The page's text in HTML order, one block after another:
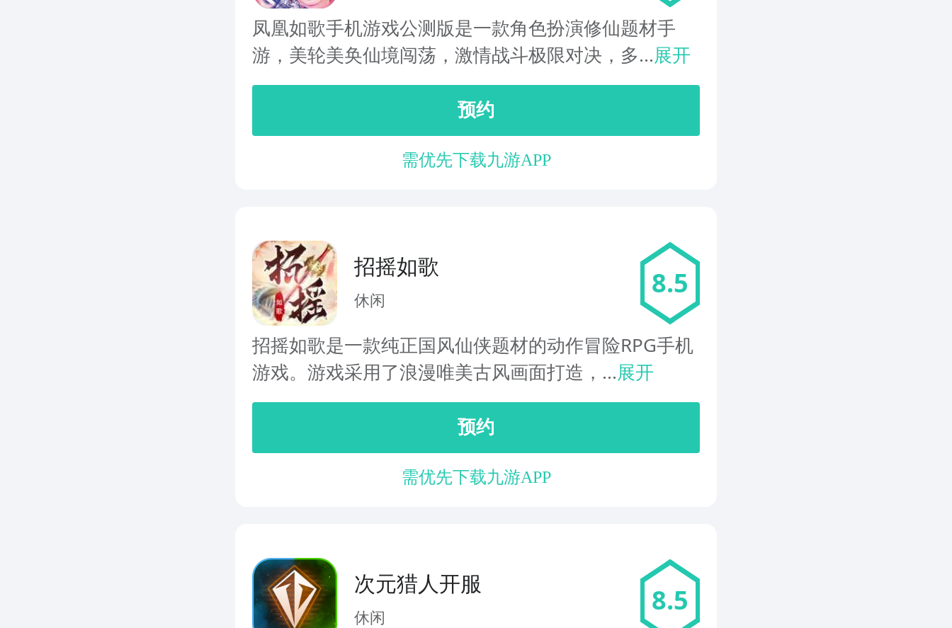
凤凰如歌手机游戏公测版是一款角色扮演修仙题材手
游，美轮美奂仙境闯荡，激情战斗极限对决，多...展开
预约
需优先下载九游APP
招摇如歌
休闲
8.5
招摇如歌是一款纯正国风仙侠题材的动作冒险RPG手机
游戏。游戏采用了浪漫唯美古风画面打造，...展开
预约
需优先下载九游APP
次元猎人开服
休闲
8.5